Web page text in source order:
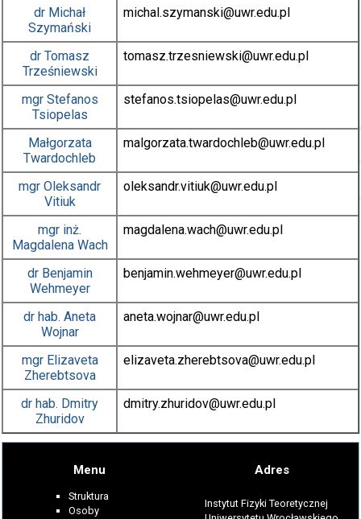
dr Michał
Szymański
michal.szymanski@uwr.edu.pl
dr Tomasz
Trześniewski
tomasz.trzesniewski@uwr.edu.pl
mgr Stefanos
Tsiopelas
stefanos.tsiopelas@uwr.edu.pl
Małgorzata
Twardochleb
malgorzata.twardochleb@uwr.edu.pl
mgr Oleksandr
Vitiuk
oleksandr.vitiuk@uwr.edu.pl
mgr inż.
Magdalena Wach
magdalena.wach@uwr.edu.pl
dr Benjamin
Wehmeyer
benjamin.wehmeyer@uwr.edu.pl
dr hab. Aneta
Wojnar
aneta.wojnar@uwr.edu.pl
mgr Elizaveta
Zherebtsova
elizaveta.zherebtsova@uwr.edu.pl
dr hab. Dmitry
Zhuridov
dmitry.zhuridov@uwr.edu.pl
Menu
Struktura
Osoby
Adres
Instytut Fizyki Teoretycznej